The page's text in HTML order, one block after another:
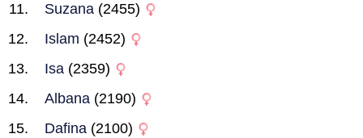
Suzana (2455)
Islam (2452)
Isa (2359)
Albana (2190)
Dafina (2100)